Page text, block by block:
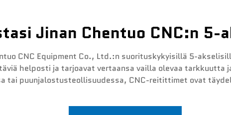
Jinan Chentuo CNC:n
CNC Equipment Co., Ltd.:n suorituskykyisillä 5-
helposti ja tarjoavat vertaansa vailla olevaa
tai puunjalostusteollisuudessa, CNC-reitittimet ovat